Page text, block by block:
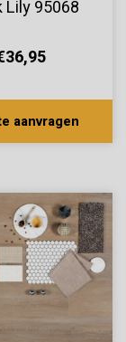
Lily 95068
aanvragen